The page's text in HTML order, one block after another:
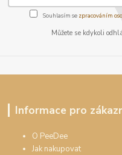
Souhlasím se zpracováním
Můžete se kdykoli
Informace pro
O PeeDee
Jak nakupovat